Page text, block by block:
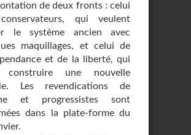
de deux fronts : celui
qui veulent
le système ancien avec
maquillages, et celui de
et de la liberté, qui
construire une nouvelle
Les revendications de
et progressistes sont
dans la plate-forme du